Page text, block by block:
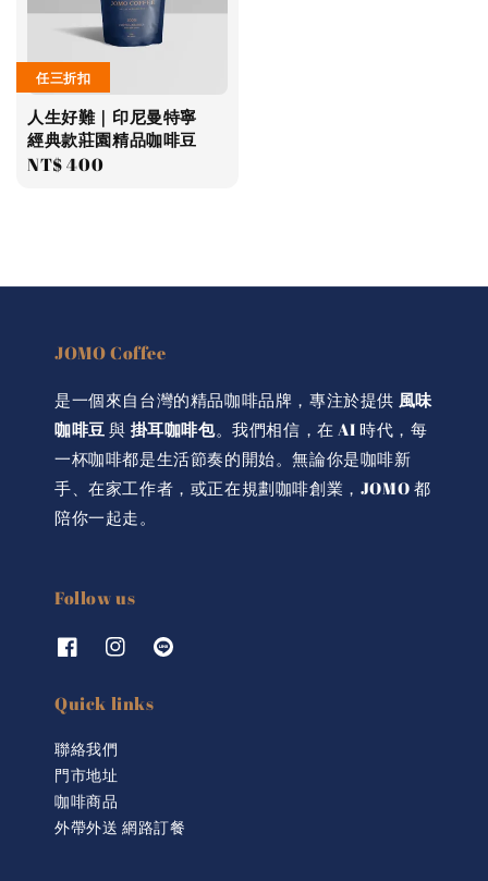
任三折扣
人生好難｜印尼曼特寧
經典款莊園精品咖啡豆
Regular
NT$ 400
JOMO Coffee
是一個來自台灣的精品咖啡品牌，專注於提供 風味
咖啡豆 與 掛耳咖啡包。我們相信，在 AI 時代，每
一杯咖啡都是生活節奏的開始。無論你是咖啡新
手、在家工作者，或正在規劃咖啡創業，JOMO 都
陪你一起走。
Follow us
Quick links
聯絡我們
門市地址
咖啡商品
外帶外送 網路訂餐